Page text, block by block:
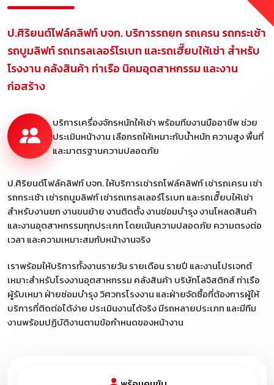
ป.ศิริยนต์โฟล์คลิฟท์ บจก. บริการรถยก รถเครน รถกระเช้า
รถบูมลิฟท์ รถเทรลเลอร์โรเบท และรถเฮี๊ยบให้เช่า สำหรับ
โรงงาน คลังสินค้า ท่าเรือ นิคมอุตสาหกรรม และงาน
ก่อสร้าง
บริการเครื่องจักรหนักให้เช่า พร้อมทีมงานมืออาชีพ ช่วย
ประเมินหน้างาน เลือกรถให้เหมาะกับน้ำหนัก ความสูง พื้นที่
และมาตรฐานความปลอดภัย
ป.ศิริยนต์โฟล์คลิฟท์ บจก. ให้บริการเช่ารถโฟล์คลิฟท์ เช่ารถเครน เช่า
รถกระเช้า เช่ารถบูมลิฟท์ เช่ารถเทรลเลอร์โรเบท และรถเฮี๊ยบให้เช่า
สำหรับงานยก งานขนย้าย งานติดตั้ง งานซ่อมบำรุง งานโหลดสินค้า
และงานอุตสาหกรรมทุกประเภท โดยเน้นความปลอดภัย ความตรงต่อ
เวลา และความเหมาะสมกับหน้างานจริง
เราพร้อมให้บริการทั้งงานรายวัน รายเดือน รายปี และงานโปรเจกต์
เหมาะสำหรับโรงงานอุตสาหกรรม คลังสินค้า บริษัทโลจิสติกส์ ท่าเรือ
ผู้รับเหมา ฝ่ายซ่อมบำรุง วิศวกรโรงงาน และฝ่ายจัดซื้อที่ต้องการผู้ให้
บริการที่ติดต่อได้ง่าย ประเมินงานได้จริง มีรถหลายประเภท และมีทีม
งานพร้อมปฏิบัติงานตามข้อกำหนดของหน้างาน